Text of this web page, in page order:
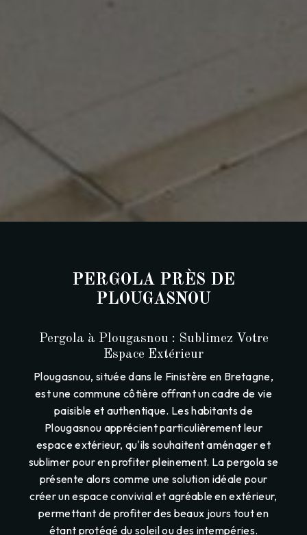
PERGOLA PRÈS DE
PLOUGASNOU
Pergola à Plougasnou : Sublimez Votre
Espace Extérieur
Plougasnou, située dans le Finistère en Bretagne,
est une commune côtière offrant un cadre de vie
paisible et authentique. Les habitants de
Plougasnou apprécient particulièrement leur
espace extérieur, qu'ils souhaitent aménager et
sublimer pour en profiter pleinement. La pergola se
présente alors comme une solution idéale pour
créer un espace convivial et agréable en extérieur,
permettant de profiter des beaux jours tout en
étant protégé du soleil ou des intempéries.